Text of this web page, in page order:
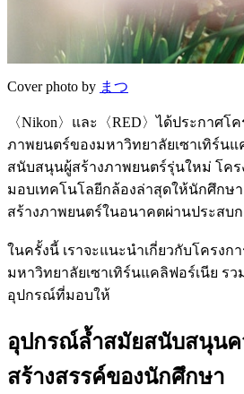
Cover photo by まつ
〈Nikon〉และ〈RED〉ได้ประกาศ
ภาพยนตร์ของมหาวิทยาลัยเซาเทิร์นแ
สนับสนุนผู้สร้างภาพยนตร์รุ่นใหม่ โคร
มอบเทคโนโลยีกล้องล่าสุดให้นักศึกษ
สร้างภาพยนตร์ในอนาคตผ่านประสบ
ในครั้งนี้ เราจะแนะนำเกี่ยวกับโครงก
มหาวิทยาลัยเซาเทิร์นแคลิฟอร์เนีย รว
อุปกรณ์ที่มอบให้
อุปกรณ์ล้ำสมัยสนับสนุน
สร้างสรรค์ของนักศึกษา